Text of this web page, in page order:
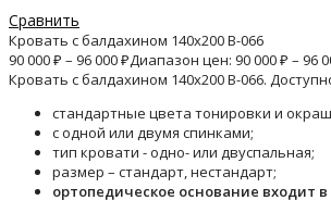
Сравнить
Кровать с балдахином 140х200 B-066
90 000₽ – 96 000₽Диапазон цен: 90 000 ₽ – 96
Кровать с балдахином 140х200 B-066.
стандартные цвета тонировки и
с одной или двумя спинками;
тип кровати - одно- или двуспальная;
размер – стандарт, нестандарт;
ортопедическое основание входит